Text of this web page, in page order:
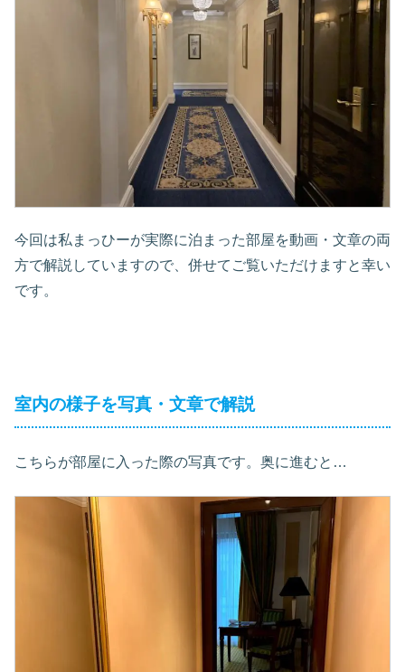
今回は私まっひーが実際に泊まった部屋を動画・文章の両
方で解説していますので、併せてご覧いただけますと幸い
です。
室内の様子を写真・文章で解説
こちらが部屋に入った際の写真です。奥に進むと…